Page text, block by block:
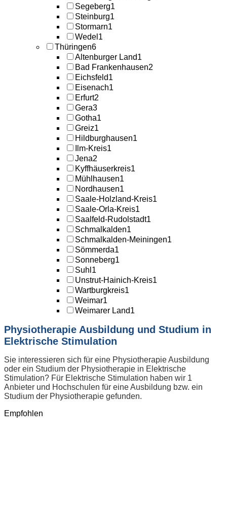
Segeberg1
Steinburg1
Stormarn1
Wedel 1
Thüringen6
Altenburger Land1
Bad Frankenhausen2
Eichsfeld1
Eisenach1
Erfurt2
Gera3
Gotha1
Greiz1
Hildburghausen1
Ilm-Kreis1
Jena2
Kyffhäuserkreis1
Mühlhausen1
Nordhausen1
Saale-Holzland-Kreis1
Saale-Orla-Kreis1
Saalfeld-Rudolstadt1
Schmalkalden1
Schmalkalden-Meiningen1
Sömmerda1
Sonneberg1
Suhl 1
Unstrut-Hainich-Kreis1
Wartburgkreis1
Weimar1
Weimarer Land1
Physiotherapie Ausbildung und Studium in
Elektrische Stimulation
Sie interessieren sich für eine Physiotherapie Ausbildung
oder ein Studium der Physiotherapie in Elektrische
Stimulation? Für Elektrische Stimulation haben wir 1
Anbieter und Hochschulen für eine Ausbildung bzw. ein
Studium der Physiotherapie gefunden.
Empfohlen